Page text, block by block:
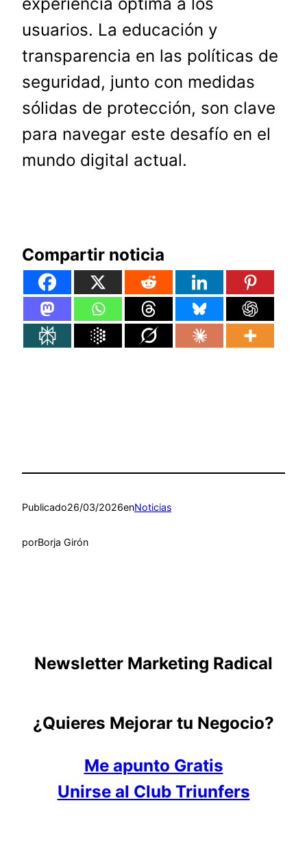
usuarios. La educación y
transparencia en las políticas de
seguridad, junto con medidas
sólidas de protección, son clave
para navegar este desafío en el
mundo digital actual.
Compartir noticia
Publicado26/03/2026enNoticias
porBorja Girón
Newsletter Marketing Radical
¿Quieres Mejorar tu Negocio?
Me apunto Gratis
Unirse al Club Triunfers